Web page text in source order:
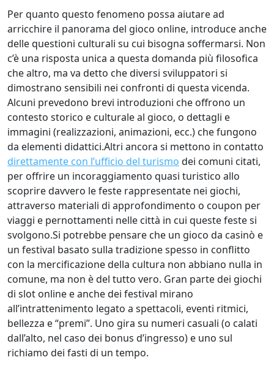
Per quanto questo fenomeno possa aiutare ad
arricchire il panorama del gioco online, introduce anche
delle questioni culturali su cui bisogna soffermarsi. Non
c’è una risposta unica a questa domanda più filosofica
che altro, ma va detto che diversi sviluppatori si
dimostrano sensibili nei confronti di questa vicenda.
Alcuni prevedono brevi introduzioni che offrono un
contesto storico e culturale al gioco, o dettagli e
immagini (realizzazioni, animazioni, ecc.) che fungono
da elementi didattici.Altri ancora si mettono in contatto
direttamente con l’ufficio del turismo dei comuni citati,
per offrire un incoraggiamento quasi turistico allo
scoprire davvero le feste rappresentate nei giochi,
attraverso materiali di approfondimento o coupon per
viaggi e pernottamenti nelle città in cui queste feste si
svolgono.Si potrebbe pensare che un gioco da casinò e
un festival basato sulla tradizione spesso in conflitto
con la mercificazione della cultura non abbiano nulla in
comune, ma non è del tutto vero. Gran parte dei giochi
di slot online e anche dei festival mirano
all’intrattenimento legato a spettacoli, eventi ritmici,
bellezza e “premi”. Uno gira su numeri casuali (o calati
dall’alto, nel caso dei bonus d’ingresso) e uno sul
richiamo dei fasti di un tempo.